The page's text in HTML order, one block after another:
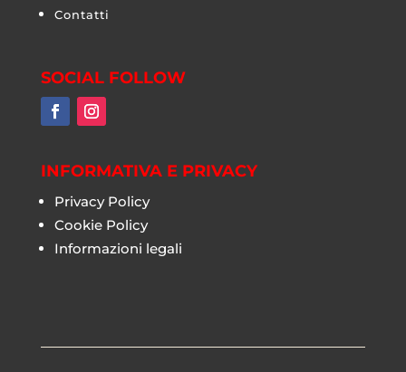
Contatti
SOCIAL FOLLOW
INFORMATIVA E PRIVACY
Privacy Policy
Cookie Policy
Informazioni legali